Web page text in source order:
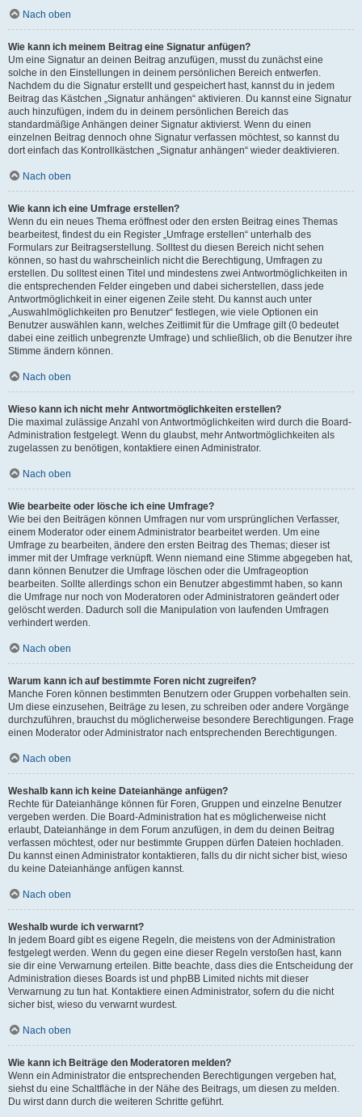
Nach oben
Wie kann ich meinem Beitrag eine Signatur anfügen?
Um eine Signatur an deinen Beitrag anzufügen, musst du zunächst eine
solche in den Einstellungen in deinem persönlichen Bereich entwerfen.
Nachdem du die Signatur erstellt und gespeichert hast, kannst du in jedem
Beitrag das Kästchen „Signatur anhängen“ aktivieren. Du kannst eine Signatur
auch hinzufügen, indem du in deinem persönlichen Bereich das
standardmäßige Anhängen deiner Signatur aktivierst. Wenn du einen
einzelnen Beitrag dennoch ohne Signatur verfassen möchtest, so kannst du
dort einfach das Kontrollkästchen „Signatur anhängen“ wieder deaktivieren.
Nach oben
Wie kann ich eine Umfrage erstellen?
Wenn du ein neues Thema eröffnest oder den ersten Beitrag eines Themas
bearbeitest, findest du ein Register „Umfrage erstellen“ unterhalb des
Formulars zur Beitragserstellung. Solltest du diesen Bereich nicht sehen
können, so hast du wahrscheinlich nicht die Berechtigung, Umfragen zu
erstellen. Du solltest einen Titel und mindestens zwei Antwortmöglichkeiten in
die entsprechenden Felder eingeben und dabei sicherstellen, dass jede
Antwortmöglichkeit in einer eigenen Zeile steht. Du kannst auch unter
„Auswahlmöglichkeiten pro Benutzer“ festlegen, wie viele Optionen ein
Benutzer auswählen kann, welches Zeitlimit für die Umfrage gilt (0 bedeutet
dabei eine zeitlich unbegrenzte Umfrage) und schließlich, ob die Benutzer ihre
Stimme ändern können.
Nach oben
Wieso kann ich nicht mehr Antwortmöglichkeiten erstellen?
Die maximal zulässige Anzahl von Antwortmöglichkeiten wird durch die Board-
Administration festgelegt. Wenn du glaubst, mehr Antwortmöglichkeiten als
zugelassen zu benötigen, kontaktiere einen Administrator.
Nach oben
Wie bearbeite oder lösche ich eine Umfrage?
Wie bei den Beiträgen können Umfragen nur vom ursprünglichen Verfasser,
einem Moderator oder einem Administrator bearbeitet werden. Um eine
Umfrage zu bearbeiten, ändere den ersten Beitrag des Themas; dieser ist
immer mit der Umfrage verknüpft. Wenn niemand eine Stimme abgegeben hat,
dann können Benutzer die Umfrage löschen oder die Umfrageoption
bearbeiten. Sollte allerdings schon ein Benutzer abgestimmt haben, so kann
die Umfrage nur noch von Moderatoren oder Administratoren geändert oder
gelöscht werden. Dadurch soll die Manipulation von laufenden Umfragen
verhindert werden.
Nach oben
Warum kann ich auf bestimmte Foren nicht zugreifen?
Manche Foren können bestimmten Benutzern oder Gruppen vorbehalten sein.
Um diese einzusehen, Beiträge zu lesen, zu schreiben oder andere Vorgänge
durchzuführen, brauchst du möglicherweise besondere Berechtigungen. Frage
einen Moderator oder Administrator nach entsprechenden Berechtigungen.
Nach oben
Weshalb kann ich keine Dateianhänge anfügen?
Rechte für Dateianhänge können für Foren, Gruppen und einzelne Benutzer
vergeben werden. Die Board-Administration hat es möglicherweise nicht
erlaubt, Dateianhänge in dem Forum anzufügen, in dem du deinen Beitrag
verfassen möchtest, oder nur bestimmte Gruppen dürfen Dateien hochladen.
Du kannst einen Administrator kontaktieren, falls du dir nicht sicher bist, wieso
du keine Dateianhänge anfügen kannst.
Nach oben
Weshalb wurde ich verwarnt?
In jedem Board gibt es eigene Regeln, die meistens von der Administration
festgelegt werden. Wenn du gegen eine dieser Regeln verstoßen hast, kann
sie dir eine Verwarnung erteilen. Bitte beachte, dass dies die Entscheidung der
Administration dieses Boards ist und phpBB Limited nichts mit dieser
Verwarnung zu tun hat. Kontaktiere einen Administrator, sofern du die nicht
sicher bist, wieso du verwarnt wurdest.
Nach oben
Wie kann ich Beiträge den Moderatoren melden?
Wenn ein Administrator die entsprechenden Berechtigungen vergeben hat,
siehst du eine Schaltfläche in der Nähe des Beitrags, um diesen zu melden.
Du wirst dann durch die weiteren Schritte geführt.